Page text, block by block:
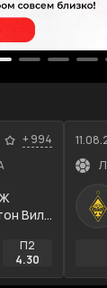
+994
Астон Вилла
П2
4.30